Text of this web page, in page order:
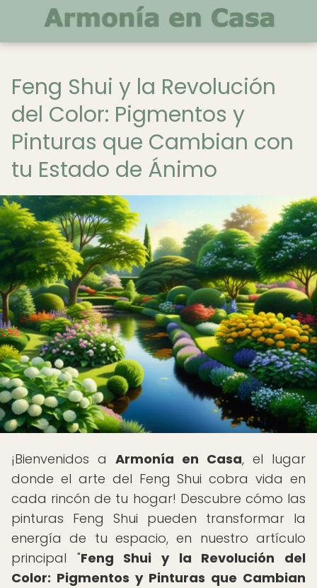
Feng Shui y la Revolución
del Color: Pigmentos y
Pinturas que Cambian con
tu Estado de Ánimo
¡Bienvenidos a Armonía en Casa, el lugar
donde el arte del Feng Shui cobra vida en
cada rincón de tu hogar! Descubre cómo las
pinturas Feng Shui pueden transformar la
energía de tu espacio, en nuestro artículo
principal "Feng Shui y la Revolución del
Color: Pigmentos y Pinturas que Cambian